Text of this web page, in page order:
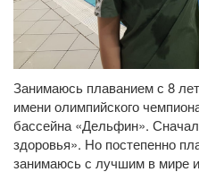
Занимаюсь плаванием с 8
имени олимпийского
бассейна «Дельфин».
здоровья». Но постепенно
занимаюсь с лучшим в